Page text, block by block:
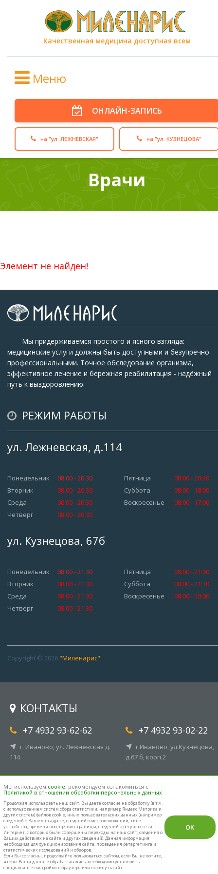
Качественная медицина доступная всем
Меню
ОНЛАЙН-ЗАПИСЬ
на "ул. ЛЕЖНЕВСКАЯ" на "ул. КУЗНЕЦОВА"
Врачи
Элемент не найден!
Мы придерживаемся простого и ясного взгляда:
медицинские услуги должны быть доступными и безупречно
профессиональными. Точное обследование организма,
эффективное лечение и бережная реабилитация - надёжный
путь к выздоровлению.
РЕЖИМ РАБОТЫ
ул. Лежневская, д.114
Понедельник
08:00 - 20:30
Вторник
08:00 - 20:30
Среда
08:00 - 20:30
Четверг
08:00 - 20:30
Пятница
08:00 - 20:30
Суббота
08:00 - 18:00
Воскресенье
08:00 - 17:00
ул. Кузнецова, 67б
Понедельник
08:00 - 21:30
Вторник
08:00 - 21:30
Среда
08:00 - 21:30
Четверг
08:00 - 21:30
Пятница
08:00 - 21:00
Суббота
08:00 - 21:30
Воскресенье
08:00 - 20:00
Copyright © 2026 "Миленарис"
КОНТАКТЫ
+7 4932 93-62-62
г. Иваново, ул. Лежневская д.
114
+7 4932 93-02-22
г.Иваново, ул.Кузнецова,
д.67 б, корп.2
info@milenaris.com
Мы используем cookie, рекомендуем ознакомиться с
Политикой в отношении обработки персональных данных
Продолжая использовать наш cайт, Вы даете согласие на обработку (в т.ч.
с использованием систем сбора статистики, например Яндекс.Метрика и
других систем) файлов cookie, иных пользовательских данных (например
сведений о Вашем ip-адресе, сведений о местоположении, типе
устройства, времени посещения страницы, сведений о ресурсах сети
Интернет, с которых были совершены переходы на наш сайт, сведения о
Ваших действиях на сайте и других сведений). Данная информация
необходима для функционирования сайта, проведения ретаргетинга и
статистических исследований и обзоров.
Если Вы согласны, продолжайте пользоваться сайтом, если Вы не хотите,
чтобы Ваши данные обрабатывались, необходимо установить
специальные настройки в браузере или покинуть сайт.
OK